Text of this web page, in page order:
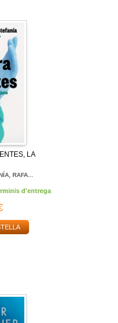
LA
RAFA...
d'entrega